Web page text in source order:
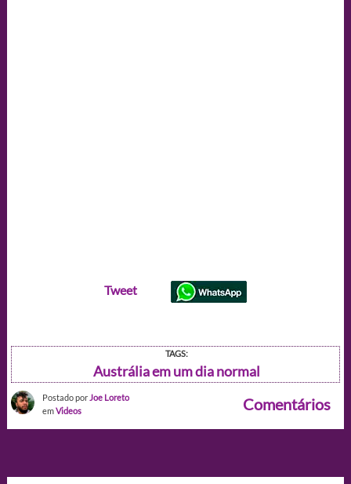
Tweet
TAGS:
Austrália em um dia normal
Postado por Joe Loreto
emVideos Comentários